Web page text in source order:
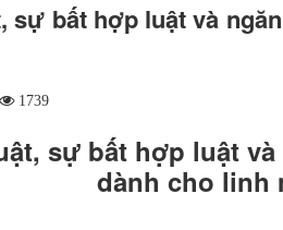
sự bất hợp luật và
1739
sự bất hợp luật
dành cho linh